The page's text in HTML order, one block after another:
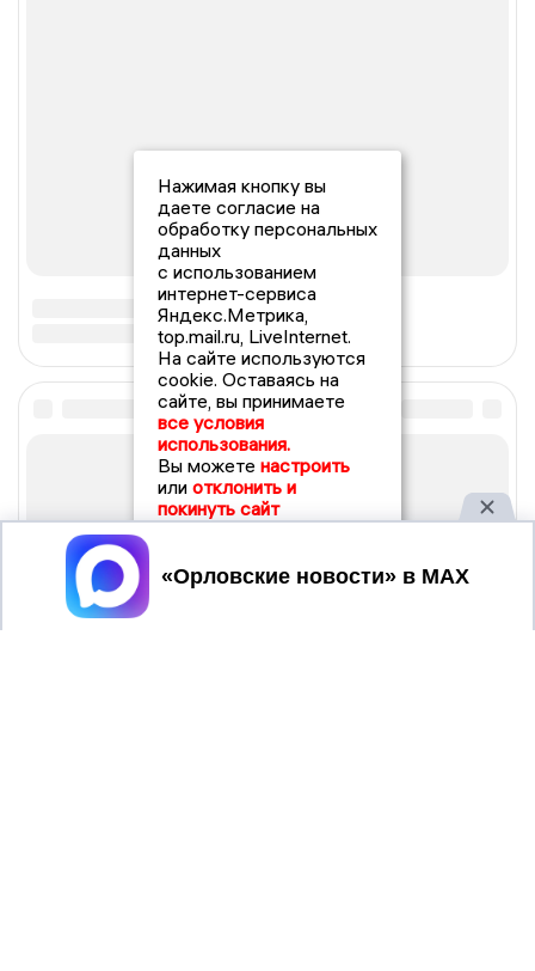
Нажимая кнопку вы
даете согласие на
обработку персональных
данных
с использованием
интернет-сервиса
Яндекс.Метрика,
top.mail.ru, LiveInternet.
На сайте используются
cookie. Оставаясь на
сайте, вы принимаете
все условия
использования.
Вы можете настроить
или отклонить и
покинуть сайт
Принять